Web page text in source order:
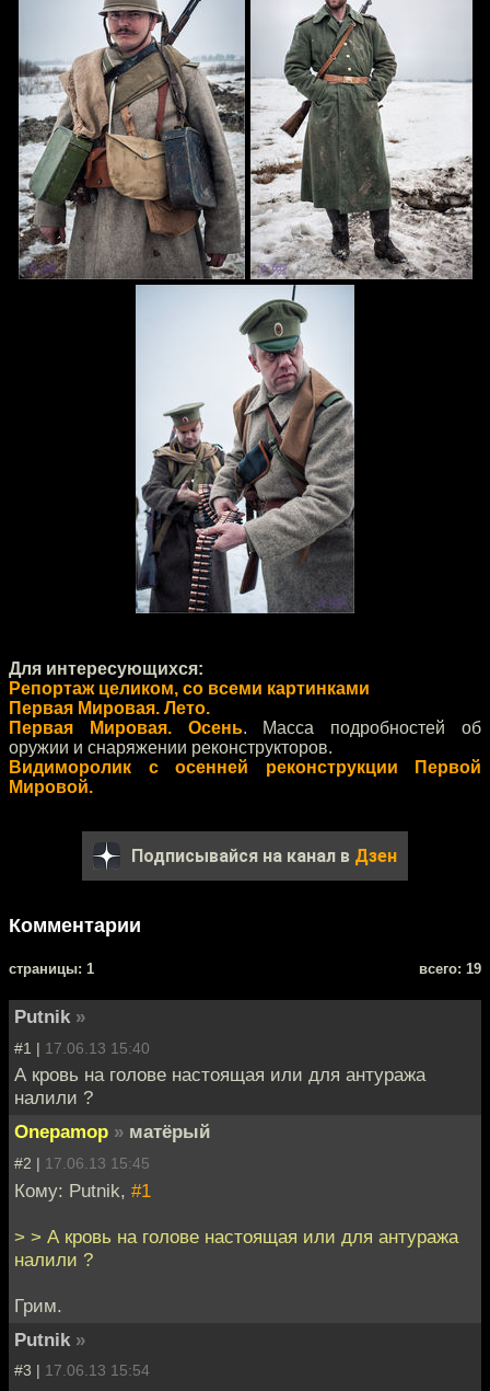
Для интересующихся:
Репортаж целиком, со всеми картинками
Первая Мировая. Лето.
Первая Мировая. Осень. Масса подробностей об
оружии и снаряжении реконструкторов.
Видиморолик с осенней реконструкции Первой
Мировой.
Подписывайся на канал в Дзен
Комментарии
cтраницы: 1 всего: 19
Putnik »
#1 | 17.06.13 15:40
А кровь на голове настоящая или для антуража
налили ?
Onepamop » матёрый
#2 | 17.06.13 15:45
Кому: Putnik, #1
> > А кровь на голове настоящая или для антуража
налили ?
Грим.
Putnik »
#3 | 17.06.13 15:54